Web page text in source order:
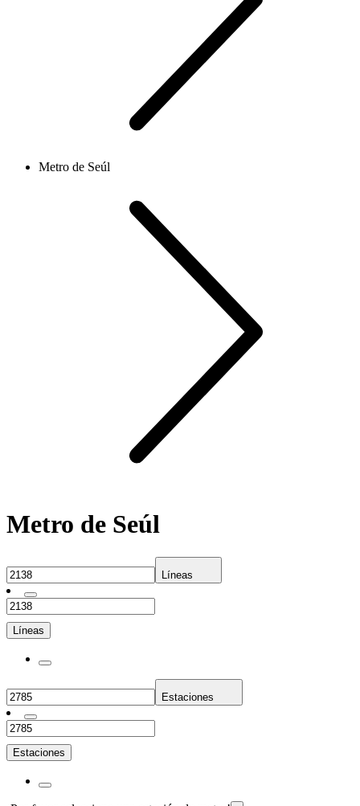
Metro de Seúl
Metro de Seúl
Líneas
Líneas
Estaciones
Estaciones